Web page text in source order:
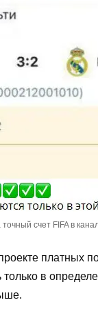
счет FIFA в
платных
в